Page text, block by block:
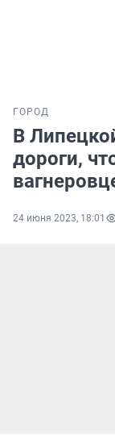
ГОРОД
В
дороги,
24 июня 2023, 18:01